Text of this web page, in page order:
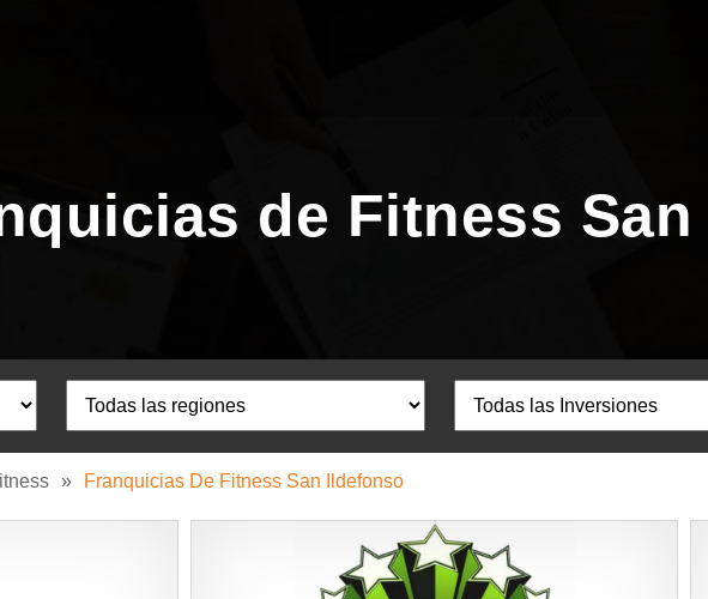
de Fitness
» Franquicias De Fitness San Ildefonso